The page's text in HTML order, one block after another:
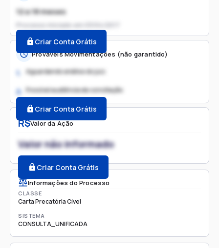
R$Valor da Ação
Valor não informado
Criar Conta Grátis
Informações do Processo
CLASSE
Carta Precatória Cível
SISTEMA
CONSULTA_UNIFICADA
12 a 18 meses
Processo iniciado em
Criar Conta Grátis
Prováveis Movimentações (não garantido)
1. Aguardando análise do juiz
2. Possível audiência de conciliação
Criar Conta Grátis